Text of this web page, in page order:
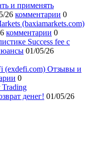
и применять
26 комментарии 0
(baxiamarkets.com)
комментарии 0
Success fee с
01/05/26
(exdefi.com) Отзывы и
0
денег! 01/05/26